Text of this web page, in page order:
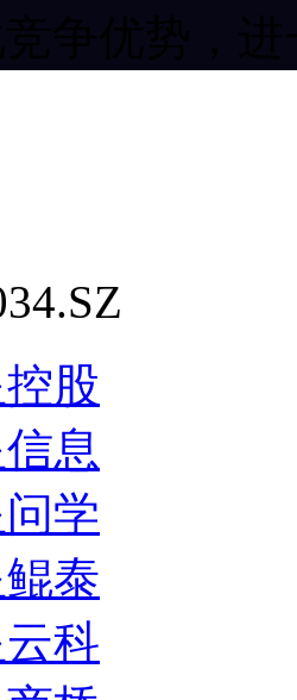
争优势
股
息
学
泰
科